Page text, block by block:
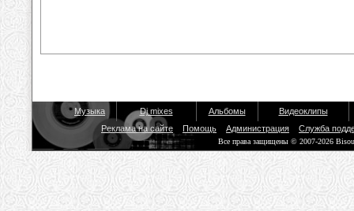
Музыка Dj mixes Альбомы
Видеоклипы
Реклама на сайте
Помощь Администрация Служба
Все права защищены © 2007-2026